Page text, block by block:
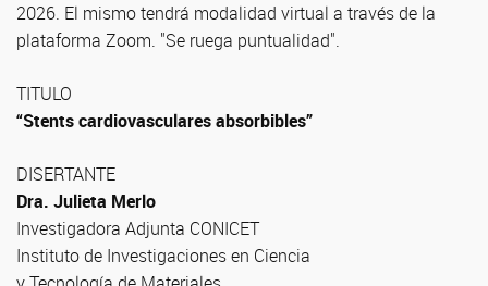
2026. El mismo tendrá modalidad virtual a través de la
plataforma Zoom. "Se ruega puntualidad".
TITULO
“Stents cardiovasculares absorbibles”
DISERTANTE
Dra. Julieta Merlo
Investigadora Adjunta CONICET
Instituto de Investigaciones en Ciencia